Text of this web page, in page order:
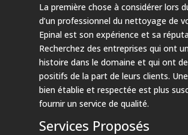
La première chose à considérer lors
d’un professionnel du nettoyage de
Epinal est son expérience et sa
Recherchez des entreprises qui ont
histoire dans le domaine et qui ont
positifs de la part de leurs clients.
bien établie et respectée est plus
fournir un service de qualité.
Services Proposés